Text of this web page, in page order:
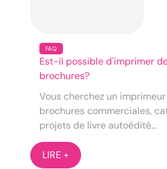
FAQ
Est-il possible d'imprimer
brochures?
Vous cherchez un
brochures commerciales,
projets de livre autoédité...
LIRE +